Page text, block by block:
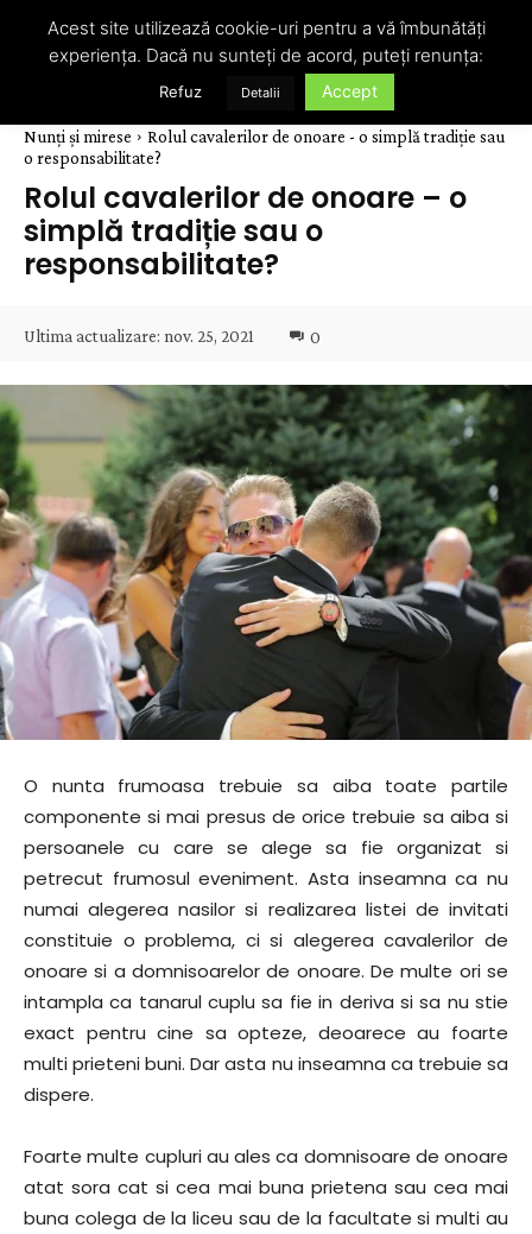
Nunți și mirese
Rolul cavalerilor de onoare - o simplă tradiție sau
o responsabilitate?
Rolul cavalerilor de onoare – o
simplă tradiție sau o
responsabilitate?
Ultima actualizare: nov. 25, 2021 0
O nunta frumoasa trebuie sa aiba toate partile
componente si mai presus de orice trebuie sa aiba si
persoanele cu care se alege sa fie organizat si
petrecut frumosul eveniment. Asta inseamna ca nu
numai alegerea nasilor si realizarea listei de invitati
constituie o problema, ci si alegerea cavalerilor de
onoare si a domnisoarelor de onoare. De multe ori se
intampla ca tanarul cuplu sa fie in deriva si sa nu stie
exact pentru cine sa opteze, deoarece au foarte
multi prieteni buni. Dar asta nu inseamna ca trebuie sa
dispere.
Foarte multe cupluri au ales ca domnisoare de onoare
atat sora cat si cea mai buna prietena sau cea mai
buna colega de la liceu sau de la facultate si multi au
Acest site utilizează cookie-uri pentru a vă îmbunătăți
experiența. Dacă nu sunteți de acord, puteți renunța:
Refuz Detalii Accept